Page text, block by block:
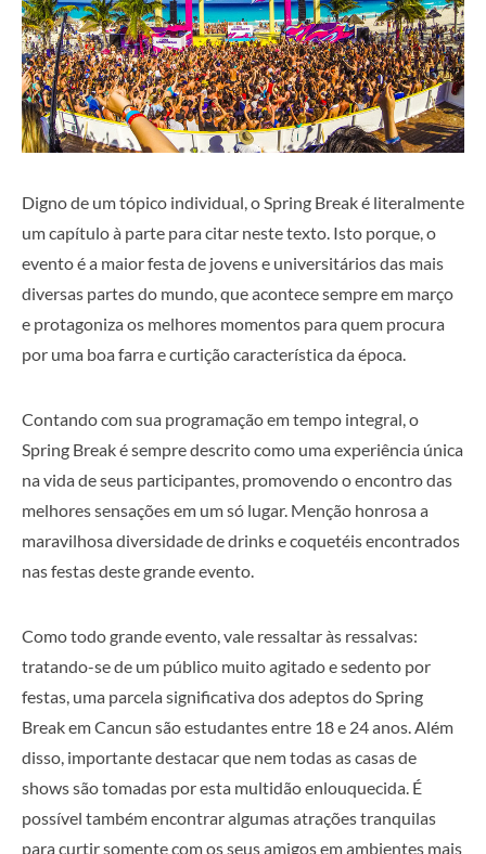
Digno de um tópico individual, o Spring Break é literalmente
um capítulo à parte para citar neste texto. Isto porque, o
evento é a maior festa de jovens e universitários das mais
diversas partes do mundo, que acontece sempre em março
e protagoniza os melhores momentos para quem procura
por uma boa farra e curtição característica da época.
Contando com sua programação em tempo integral, o
Spring Break é sempre descrito como uma experiência única
na vida de seus participantes, promovendo o encontro das
melhores sensações em um só lugar. Menção honrosa a
maravilhosa diversidade de drinks e coquetéis encontrados
nas festas deste grande evento.
Como todo grande evento, vale ressaltar às ressalvas:
tratando-se de um público muito agitado e sedento por
festas, uma parcela significativa dos adeptos do Spring
Break em Cancun são estudantes entre 18 e 24 anos. Além
disso, importante destacar que nem todas as casas de
shows são tomadas por esta multidão enlouquecida. É
possível também encontrar algumas atrações tranquilas
para curtir somente com os seus amigos em ambientes mais